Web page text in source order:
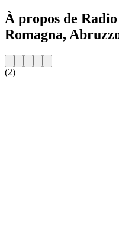
À propos de
Romagna,
(2)